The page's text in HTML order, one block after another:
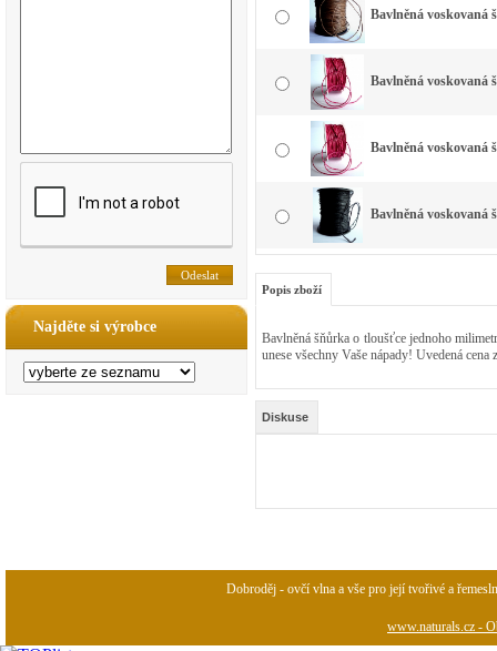
Najděte si výrobce
Bavlněná voskovaná
Bavlněná voskovaná
Bavlněná voskovaná
Bavlněná voskovaná
Popis zboží
Bavlněná šňůrka o tloušťce jednoho
unese všechny Vaše nápady! Uvedená cena
Diskuse
Dobroděj - ovčí vlna a vše pro její tvořivé a
www.naturals.cz -